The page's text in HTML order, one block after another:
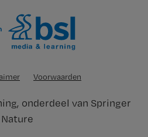
Voorwaarden
, onderdeel van Springer
Nature